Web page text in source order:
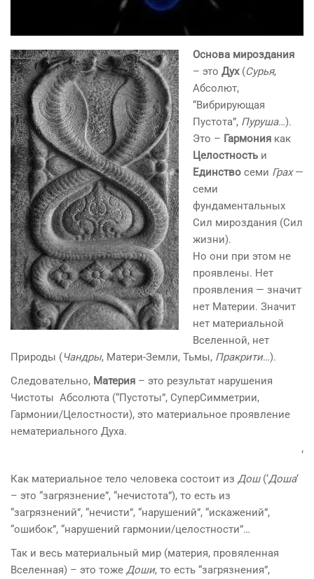
Основа мироздания
– это Дух(Сурья,
Абсолют,
“Вибрирующая
Пустота”, Пуруша…).
Это – Гармония как
Целостность и
Единство семи Грах—
семи
фундаментальных
Сил мироздания (Сил
жизни).
Но они при этом не
проявлены. Нет
проявления — значит
нет Материи. Значит
нет материальной
Вселенной, нет
Природы (Чандры, Матери-Земли, Тьмы, Пракрити…).
Следовательно, Материя – это результат нарушения
Чистоты Абсолюта (“Пустоты”, СуперСимметрии,
Гармонии/Целостности), это материальное проявление
нематериального Духа.
‘
Как материальное тело человека состоит из Дош(‘Доша‘
– это “загрязнение”, “нечистота”), то есть из
“загрязнений”, “нечисти”, “нарушений”, “искажений”,
“ошибок”, “нарушений гармонии/целостности”…
Так и весь материальный мир (материя, провяленная
Вселенная) – это тоже Доши, то есть “загрязнения”,